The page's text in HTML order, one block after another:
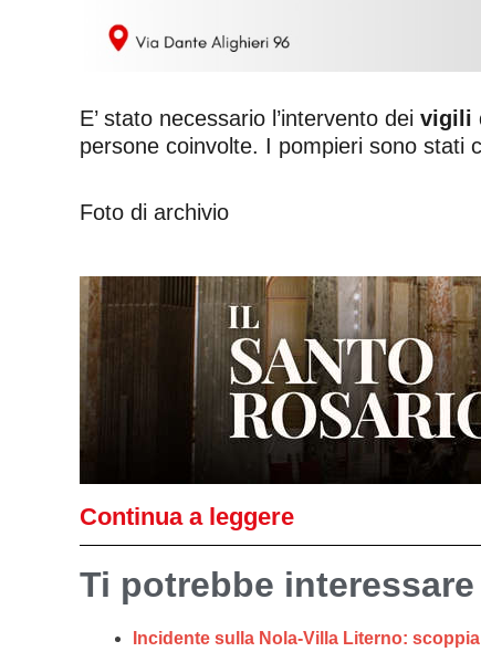
E’ stato necessario l’intervento dei vigili
persone coinvolte. I pompieri sono stati
Foto di archivio
Continua a leggere
Ti potrebbe interessare
Incidente sulla Nola-Villa Literno: